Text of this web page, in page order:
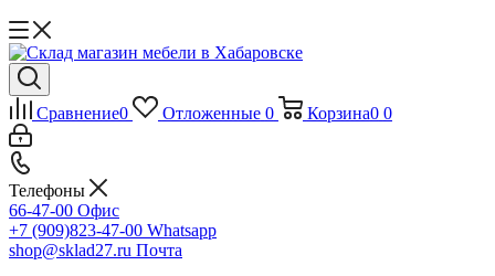
Сравнение0 Отложенные 0 Корзина0 0
Телефоны
66-47-00 Офис
+7 (909)823-47-00 Whatsapp
shop@sklad27.ru Почта